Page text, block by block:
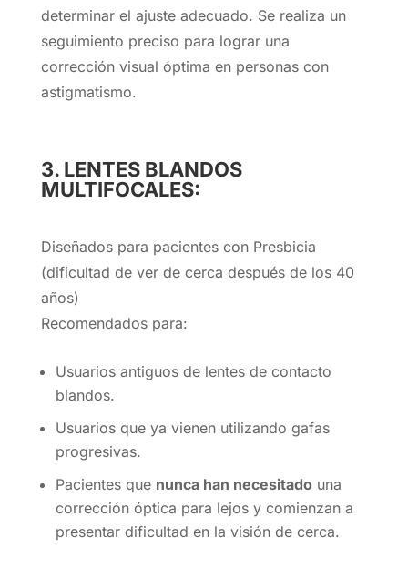
determinar el ajuste adecuado. Se realiza un
seguimiento preciso para lograr una
corrección visual óptima en personas con
astigmatismo.
3. LENTES BLANDOS
MULTIFOCALES:
Diseñados para pacientes con Presbicia
(dificultad de ver de cerca después de los 40
años)
Recomendados para:
Usuarios antiguos de lentes de contacto
blandos.
Usuarios que ya vienen utilizando gafas
progresivas.
Pacientes que nunca han necesitadouna
corrección óptica para lejos y comienzan a
presentar dificultad en la visión de cerca.